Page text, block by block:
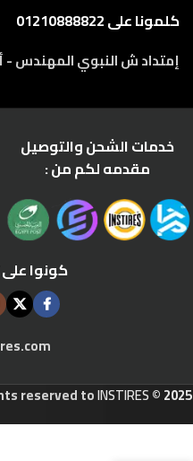
كلمونا على 01210888822
إمتداد ش النبوي المهندس -
خدمات الشحن والتوصيل
مقدمه لكم من :
كونوا
reserved toINSTIRES© 2025